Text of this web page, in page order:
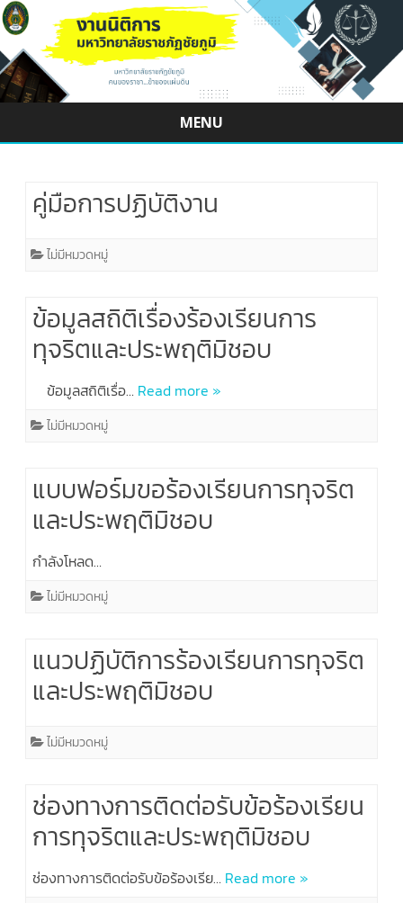
MENU
คู่มือการปฏิบัติงาน
ไม่มีหมวดหมู่
ข้อมูลสถิติเรื่องร้องเรียนการ
ทุจริตและประพฤติมิชอบ
ข้อมูลสถิติเรื่อ… Read more »
ไม่มีหมวดหมู่
แบบฟอร์มขอร้องเรียนการทุจริต
และประพฤติมิชอบ
กำลังโหลด…
ไม่มีหมวดหมู่
แนวปฏิบัติการร้องเรียนการทุจริต
และประพฤติมิชอบ
ไม่มีหมวดหมู่
ช่องทางการติดต่อรับข้อร้องเรียน
การทุจริตและประพฤติมิชอบ
ช่องทางการติดต่อรับข้อร้องเรีย… Read more »